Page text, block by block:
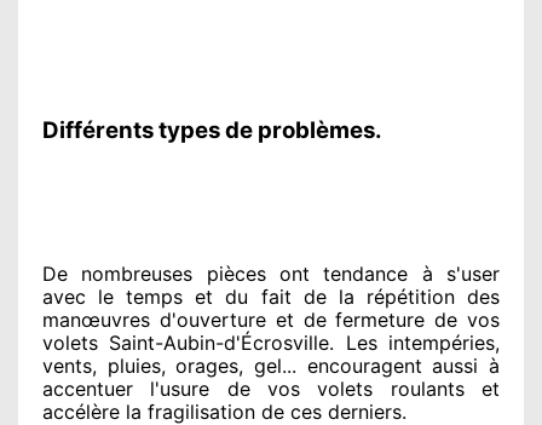
Différents types de problèmes.
De nombreuses pièces ont tendance à s'user
avec le temps et du fait de la répétition des
manœuvres d'ouverture et de fermeture de vos
volets Saint-Aubin-d'Écrosville. Les intempéries,
vents, pluies, orages, gel... encouragent aussi à
accentuer l'usure de vos volets roulants et
accélère la fragilisation de ces derniers.